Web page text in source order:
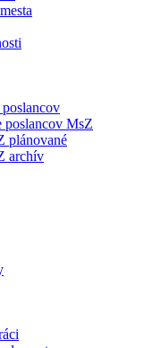
poslancov MsZ
plánované
archív